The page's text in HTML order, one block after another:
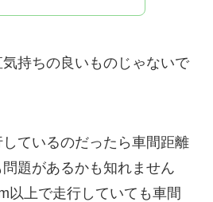
持ちの良いものじゃないで
ているのだったら車間距離
題があるかも知れません
以上で走行していても車間